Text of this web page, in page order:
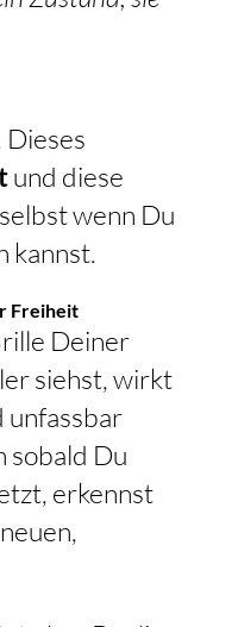
wenn Du
kannst.
Freiheit
Deiner
siehst, wirkt
sobald Du
erkennst